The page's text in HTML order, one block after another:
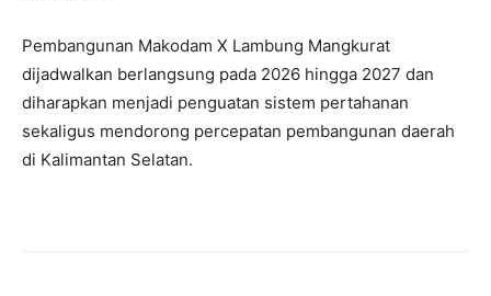
Pembangunan Makodam X Lambung Mangkurat
dijadwalkan berlangsung pada 2026 hingga 2027 dan
diharapkan menjadi penguatan sistem pertahanan
sekaligus mendorong percepatan pembangunan daerah
di Kalimantan Selatan.